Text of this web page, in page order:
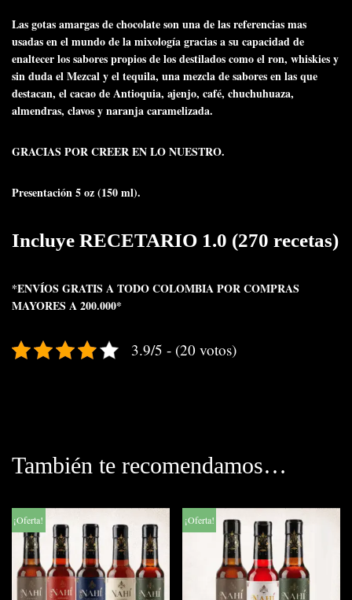
Las gotas amargas de chocolate son una de las referencias mas
usadas en el mundo de la mixología gracias a su capacidad de
enaltecer los sabores propios de los destilados como el ron, whiskies y
sin duda el Mezcal y el tequila, una mezcla de sabores en las que
destacan, el cacao de Antioquia, ajenjo, café, chuchuhuaza,
almendras, clavos y naranja caramelizada.
GRACIAS POR CREER EN LO NUESTRO.
Presentación 5 oz (150 ml).
Incluye RECETARIO 1.0 (270 recetas)
*ENVÍOS GRATIS A TODO COLOMBIA POR COMPRAS
MAYORES A 200.000*
3.9/5 - (20 votos)
También te recomendamos…
¡Oferta! ¡Oferta!